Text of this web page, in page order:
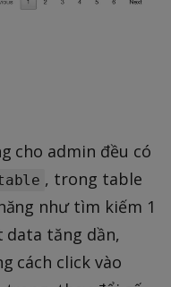
cho admin đều có
, trong table
như tìm kiếm 1
tăng dần,
cách click vào